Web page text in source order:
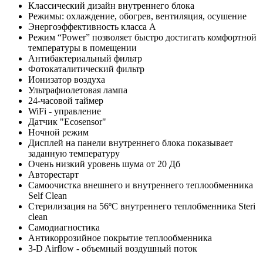
Классический дизайн внутреннего блока
Режимы: охлаждение, обогрев, вентиляция, осушение
Энергоэффективность класса А
Режим “Power” позволяет быстро достигать комфортной
температуры в помещении
Антибактериальный фильтр
Фотокаталитический фильтр
Ионизатор воздуха
Ультрафиолетовая лампа
24-часовой таймер
WiFi - управление
Датчик "Ecosensor"
Ночной режим
Дисплей на панели внутреннего блока показывает
заданную температуру
Очень низкий уровень шума от 20 Дб
Авторестарт
Самоочистка внешнего и внутреннего теплообменника
Self Clean
Стерилизация на 56ºС внутреннего теплобменника Steri
clean
Самодиагностика
Антикоррозийное покрытие теплообменника
3-D Airflow - объемный воздушный поток